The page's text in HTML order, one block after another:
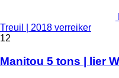
Treuil | 2018 verreiker
12
Manitou 5 tons | lier